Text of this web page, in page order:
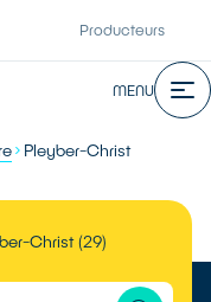
Producteurs
MENU
Pleyber-Christ
Christ (29)